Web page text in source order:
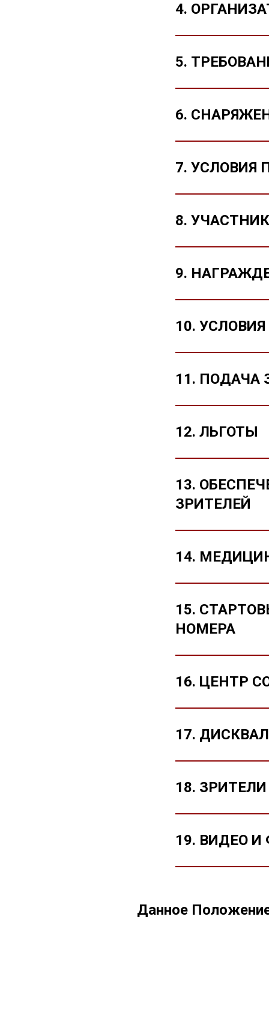
4.
5.
6.
7. УСЛОВИЯ
8.
9.
10.
11. ПОДАЧА
12. ЛЬГОТЫ
13.
ЗРИТЕЛЕЙ
14.
15.
НОМЕРА
16. ЦЕНТР
17.
18.
19. ВИДЕО
Данное